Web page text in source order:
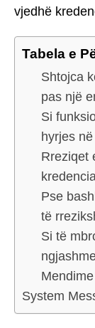
vjedhë
Tabela e
Shtojca
pas një
Si
hyrjes
Rreziqet
Pse
të
Si të
System